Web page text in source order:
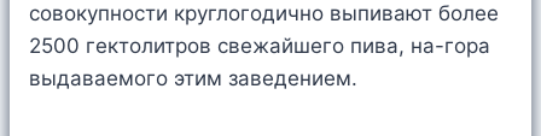
совокупности круглогодично выпивают более
2500 гектолитров свежайшего пива, на-гора
выдаваемого этим заведением.